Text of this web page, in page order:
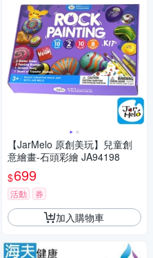
【JarMelo 原創美玩】兒童創
意繪畫-石頭彩繪 JA94198
$699
活動 券
加入購物車